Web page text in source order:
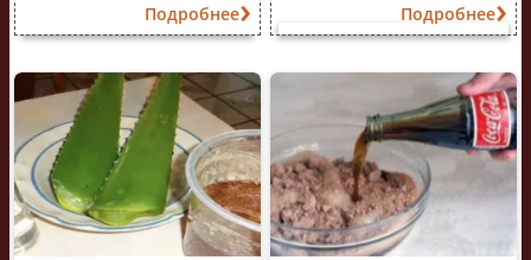
Подробнее Подробнее